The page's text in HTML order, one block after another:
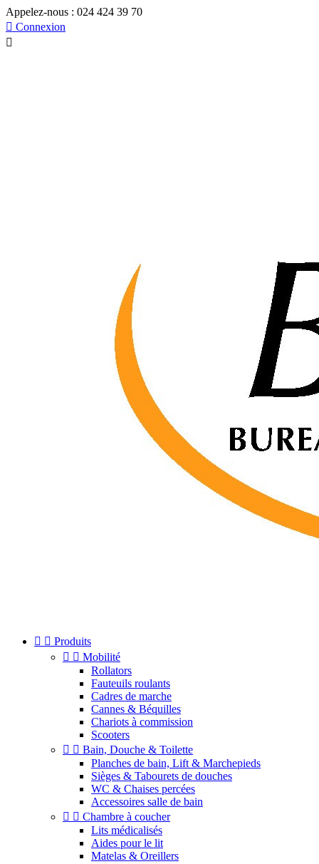
Appelez-nous : 024 424 39 70
 Connexion

  Produits
  Mobilité
Rollators
Fauteuils roulants
Cadres de marche
Cannes & Béquilles
Chariots à commission
Scooters
  Bain, Douche & Toilette
Planches de bain, Lift & Marchepieds
Sièges & Tabourets de douches
WC & Chaises percées
Accessoires salle de bain
  Chambre à coucher
Lits médicalisés
Aides pour le lit
Matelas & Oreillers